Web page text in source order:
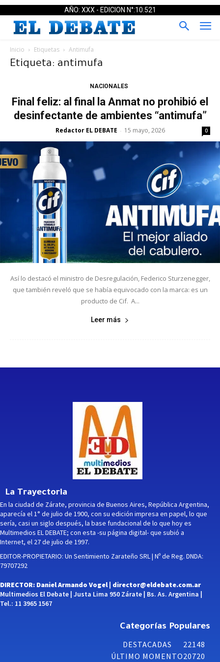
AÑO: XXX - EDICION N°:10.521
Inicio Etiquetas Antimufa
Etiqueta: antimufa
NACIONALES
Final feliz: al final la Anmat no prohibió el
desinfectante de ambientes “antimufa”
Redactor EL DEBATE - 15 mayo, 2026 0
Así lo destacó el ministro de Desregulación, Federico Sturzenegger,
que también reveló que se había equivocado con la marca: es un
producto de Cif. A...
Leer más
La Trayectoria
En la ciudad de Zárate, provincia de Buenos Aires, República Argentina,
aparecía el 1° de julio de 1900, con su edición impresa en papel, lo que
sería, casi un siglo después, la base fundacional de lo que hoy es
Multimedios EL DEBATE; con esta -su página digital- que subió a
Internet, el 27 de julio de 1997.
EDITOR-PROPIETARIO: Un Sentimiento Zarateño SRL | Nº de Reg. DNDA:
79707292
DIRECTOR: Daniel Armando Vogel | director@eldebate.com.ar
Multimedios El Debate | Justa Lima 950 Zárate | Bs. As. Argentina |
Tel.: 11 3965 1567
Categorías Populares
DESTACADAS
22148
ÚLTIMO MOMENTO20720